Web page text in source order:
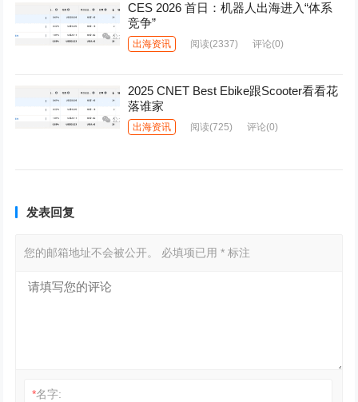
CES 2026 首日：机器人出海进入“体系
竞争”
出海资讯 阅读(2337) 评论(0)
2025 CNET Best Ebike跟Scooter看看花
落谁家
出海资讯 阅读(725) 评论(0)
发表回复
您的邮箱地址不会被公开。 必填项已用* 标注
*名字: